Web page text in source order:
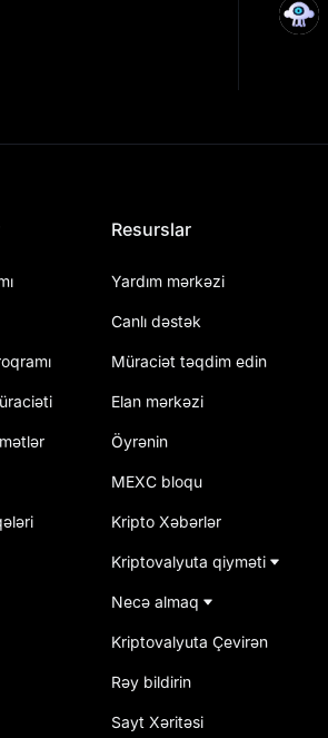
Resurslar
Yardım mərkəzi
Canlı dəstək
Müraciət təqdim edin
Elan mərkəzi
Öyrənin
MEXC bloqu
Kripto Xəbərlər
Kriptovalyuta qiyməti
Necə almaq
Kriptovalyuta Çevirən
Rəy bildirin
Sayt Xəritəsi